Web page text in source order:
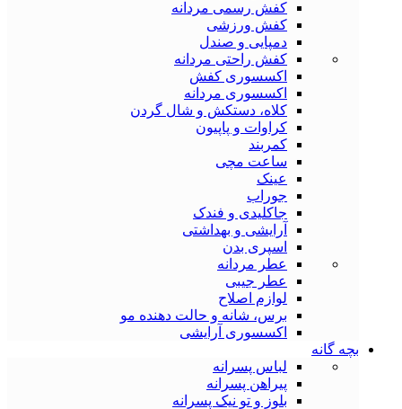
کفش رسمی مردانه
کفش ورزشی
دمپایی و صندل
کفش راحتی مردانه
اکسسوری کفش
اکسسوری مردانه
کلاه، دستکش و شال گردن
کراوات و پاپیون
کمربند
ساعت مچی
عینک
جوراب
جاکلیدی و فندک
آرایشی و بهداشتی
اسپری بدن
عطر مردانه
عطر جیبی
لوازم اصلاح
برس، شانه و حالت دهنده مو
اکسسوری آرایشی
بچه گانه
لباس پسرانه
پیراهن پسرانه
بلوز و تو نیک پسرانه